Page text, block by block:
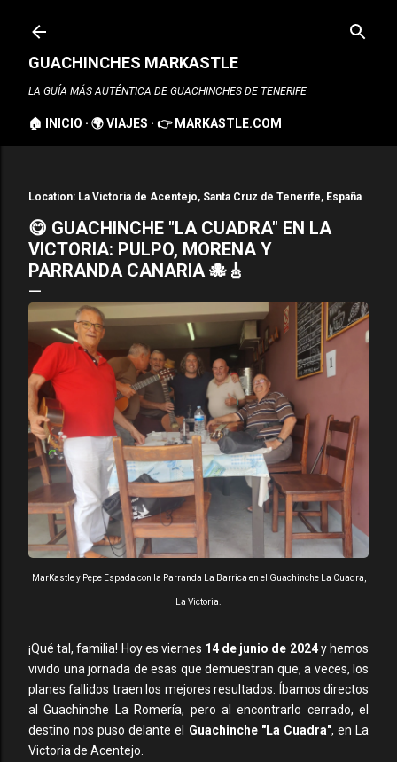
GUACHINCHES MARKASTLE
LA GUÍA MÁS AUTÉNTICA DE GUACHINCHES DE TENERIFE
🏠 INICIO 🌍 VIAJES 👉 MARKASTLE.COM
Location: La Victoria de Acentejo, Santa Cruz de Tenerife, España
😋 GUACHINCHE "LA CUADRA" EN LA
VICTORIA: PULPO, MORENA Y
PARRANDA CANARIA 🐙🎸
MarKastle y Pepe Espada con la Parranda La Barrica en el Guachinche La Cuadra,
La Victoria.
¡Qué tal, familia! Hoy es viernes 14 de junio de 2024y hemos
vivido una jornada de esas que demuestran que, a veces, los
planes fallidos traen los mejores resultados. Íbamos directos
al Guachinche La Romería, pero al encontrarlo cerrado, el
destino nos puso delante el Guachinche "La Cuadra", en La
Victoria de Acentejo.